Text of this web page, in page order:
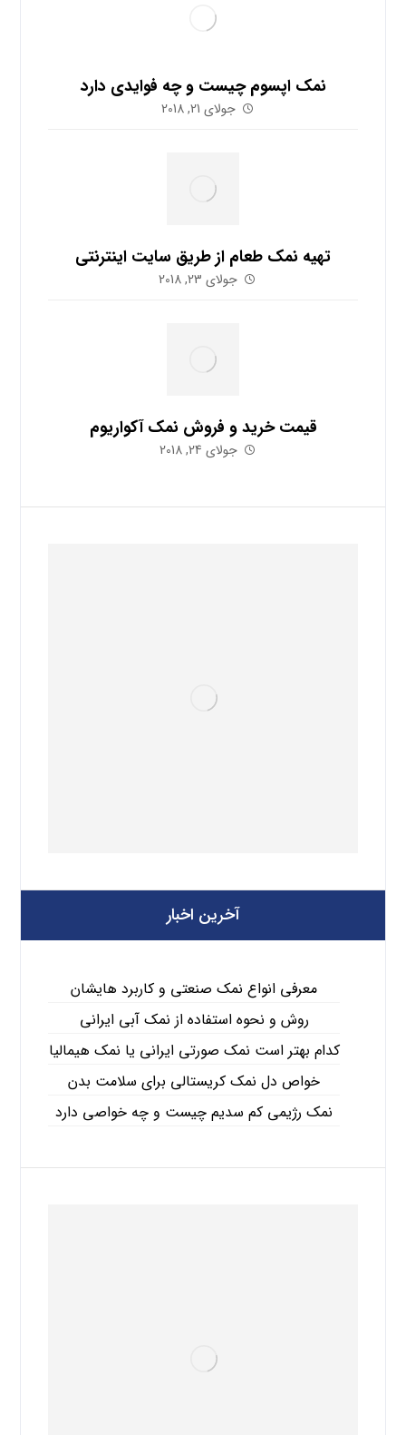
نمک اپسوم چیست و چه فوایدی دارد
جولای 21, 2018
تهیه نمک طعام از طریق سایت اینترنتی
جولای 23, 2018
قیمت خرید و فروش نمک آکواریوم
جولای 24, 2018
آخرین اخبار
معرفی انواع نمک صنعتی و کاربرد هایشان
روش و نحوه استفاده از نمک آبی ایرانی
کدام بهتر است نمک صورتی ایرانی یا نمک هیمالیا
خواص دل نمک کریستالی برای سلامت بدن
نمک رژیمی کم سدیم چیست و چه خواصی دارد